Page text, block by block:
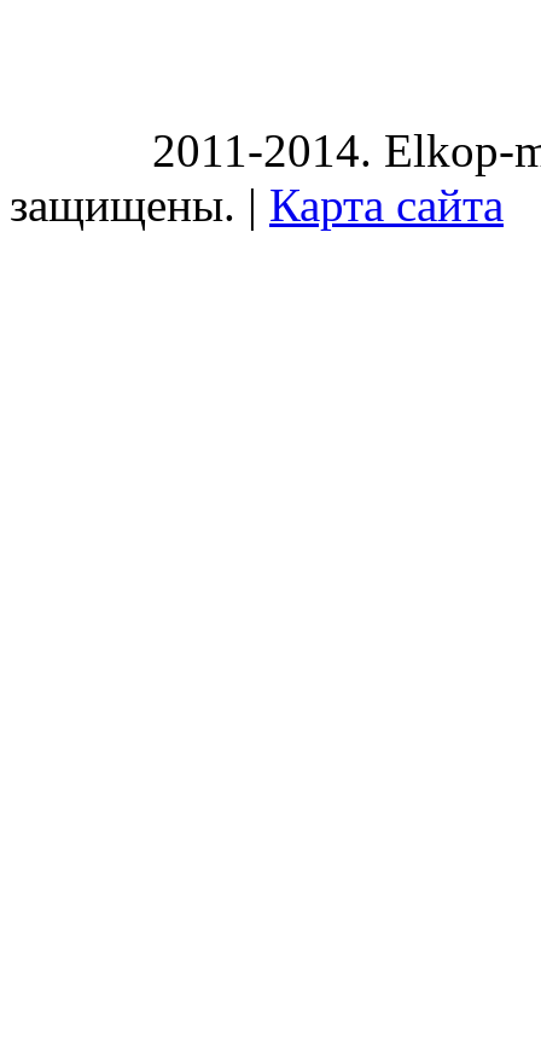
2011-2014. Elkop-
защищены. | Карта сайта